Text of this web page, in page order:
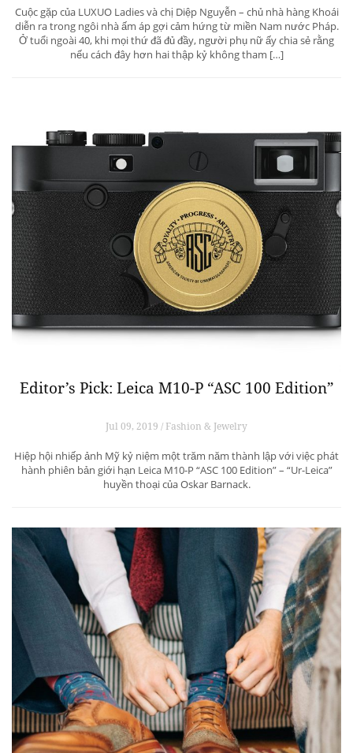
Cuộc gặp của LUXUO Ladies và chị Diệp Nguyễn – chủ nhà hàng Khoái
diễn ra trong ngôi nhà ấm áp gợi cảm hứng từ miền Nam nước Pháp.
Ở tuổi ngoài 40, khi mọi thứ đã đủ đầy, người phụ nữ ấy chia sẻ rằng
nếu cách đây hơn hai thập kỷ không tham […]
Editor’s Pick: Leica M10-P “ASC 100 Edition”
Jul 09, 2019 / Fashion & Jewelry
Hiệp hội nhiếp ảnh Mỹ kỷ niệm một trăm năm thành lập với việc phát
hành phiên bản giới hạn Leica M10-P “ASC 100 Edition” – “Ur-Leica”
huyền thoại của Oskar Barnack.